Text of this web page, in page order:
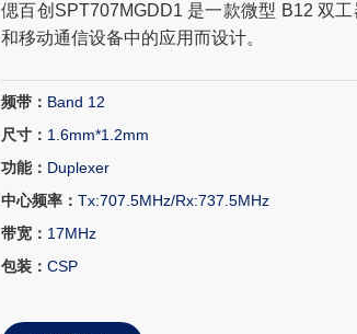
偲百创SPT707MGDD1 是一款微型 B12 双
和移动通信设备中的应用而设计。
频带： Band 12
尺寸： 1.6mm*1.2mm
功能： Duplexer
中心频率：Tx:707.5MHz/Rx:737.5MHz
带宽： 17MHz
包装：CSP